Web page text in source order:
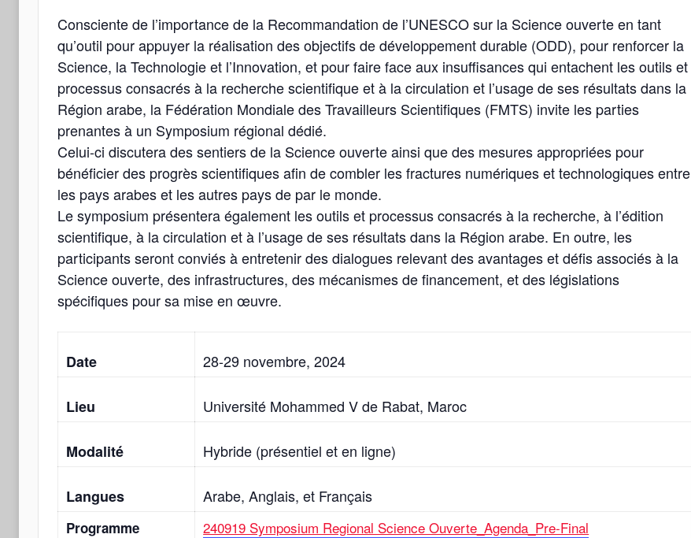
Consciente de l’importance de la Recommandation de l’UNESCO sur la Science ouverte en tant
qu’outil pour appuyer la réalisation des objectifs de développement durable (ODD), pour renforcer la
Science, la Technologie et l’Innovation, et pour faire face aux insuffisances qui entachent les outils et
processus consacrés à la recherche scientifique et à la circulation et l’usage de ses résultats dans la
Région arabe, la Fédération Mondiale des Travailleurs Scientifiques (FMTS) invite les parties
prenantes à un Symposium régional dédié.
Celui-ci discutera des sentiers de la Science ouverte ainsi que des mesures appropriées pour
bénéficier des progrès scientifiques afin de combler les fractures numériques et technologiques entre
les pays arabes et les autres pays de par le monde.
Le symposium présentera également les outils et processus consacrés à la recherche, à l’édition
scientifique, à la circulation et à l’usage de ses résultats dans la Région arabe. En outre, les
participants seront conviés à entretenir des dialogues relevant des avantages et défis associés à la
Science ouverte, des infrastructures, des mécanismes de financement, et des législations
spécifiques pour sa mise en œuvre.
Date 28-29 novembre, 2024
Lieu Université Mohammed V de Rabat, Maroc
Modalité Hybride (présentiel et en ligne)
Langues Arabe, Anglais, et Français
Programme 240919 Symposium Regional Science Ouverte_Agenda_Pre-Final